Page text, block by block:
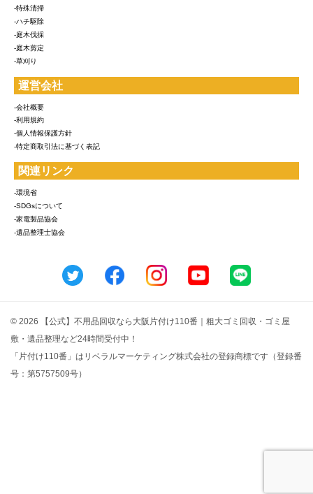
-特殊清掃
-ハチ駆除
-庭木伐採
-庭木剪定
-草刈り
運営会社
-会社概要
-利用規約
-個人情報保護方針
-特定商取引法に基づく表記
関連リンク
-環境省
-SDGsについて
-家電製品協会
-遺品整理士協会
© 2026 【公式】不用品回収なら大阪片付け110番｜粗大ゴミ回収・ゴミ屋
敷・遺品整理など24時間受付中！
「片付け110番」はリベラルマーケティング株式会社の登録商標です（登録番
号：第5757509号）